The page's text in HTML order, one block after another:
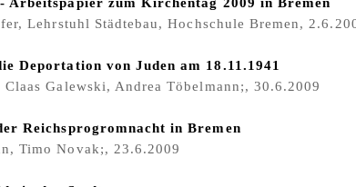
Lehrstuhl Städtebau, Hochschule Bremen,
Deportation von Juden am 18.11.1941
Galewski, Andrea Töbelmann;, 30.6.2009
Reichsprogromnacht in Bremen
Timo Novak;, 23.6.2009